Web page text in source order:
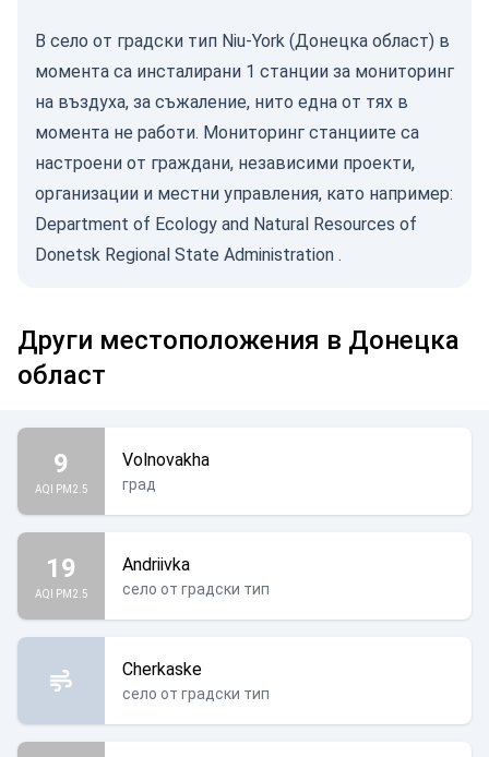
В село от градски тип Niu-York (Донецка област) в
момента са инсталирани 1 станции за мониторинг
на въздуха, за съжаление, нито една от тях в
момента не работи. Мониторинг станциите са
настроени от граждани, независими проекти,
организации и местни управления, като например:
Department of Ecology and Natural Resources of
Donetsk Regional State Administration .
Други местоположения в Донецка
област
9
AQI PM2.5
Volnovakha
град
19
AQI PM2.5
Andriivka
село от градски тип
Cherkaske
село от градски тип